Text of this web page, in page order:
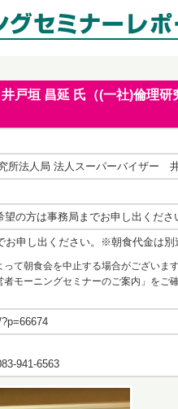
垣 昌延 氏（(一社)倫理研
所法人局 法人スーパーバイザー
望の方は事務局までお申し出くださ
申し出ください。※朝食代金は別
て朝食会を中止する場合がございま
者モーニングセミナーのご案内」をご
941-6563